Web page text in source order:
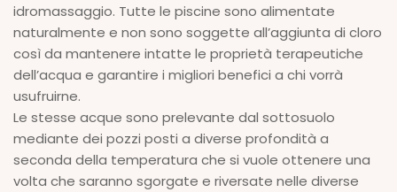
idromassaggio. Tutte le piscine sono alimentate
naturalmente e non sono soggette all’aggiunta di cloro
così da mantenere intatte le proprietà terapeutiche
dell’acqua e garantire i migliori benefici a chi vorrà
usufruirne.
Le stesse acque sono prelevante dal sottosuolo
mediante dei pozzi posti a diverse profondità a
seconda della temperatura che si vuole ottenere una
volta che saranno sgorgate e riversate nelle diverse